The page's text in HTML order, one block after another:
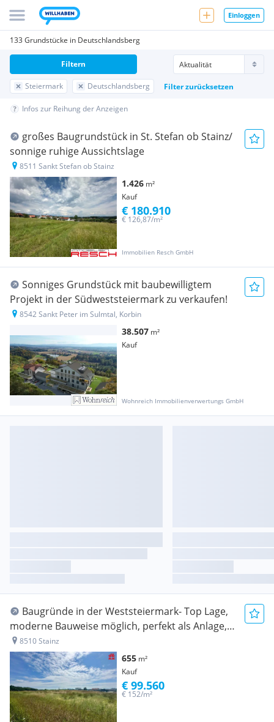
Einloggen
133 Grundstücke in Deutschlandsberg
Steiermark Deutschlandsberg Filter zurücksetzen
Filtern
Infos zur Reihung der Anzeigen
großes Baugrundstück in St. Stefan ob Stainz/
sonnige ruhige Aussichtslage
8511 Sankt Stefan ob Stainz
1.426 m²
Kauf
Immobilien Resch GmbH
€ 126,87/m²
€ 180.910
Sonniges Grundstück mit baubewilligtem
Projekt in der Südweststeiermark zu verkaufen!
8542 Sankt Peter im Sulmtal, Korbin
38.507 m²
Kauf
Wohnreich Immobilienverwertungs GmbH
Baugründe in der Weststeiermark- Top Lage,
moderne Bauweise möglich, perfekt als Anlage,
16 Minuten nach Graz!
8510 Stainz
655 m²
Kauf
€ 152/m²
€ 99.560